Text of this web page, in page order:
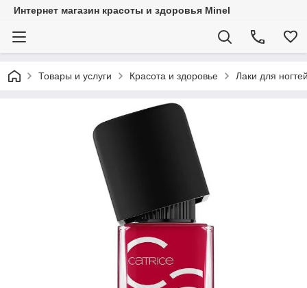
Интернет магазин красоты и здоровья Minel
Товары и услуги Красота и здоровье Лаки для